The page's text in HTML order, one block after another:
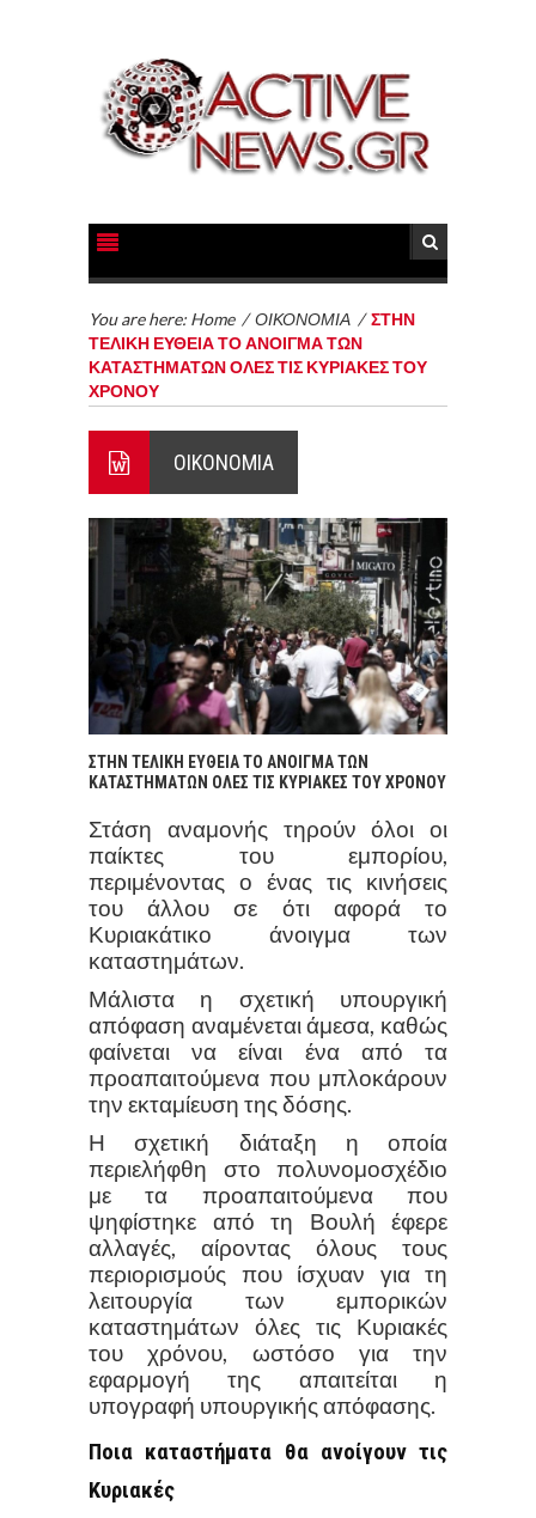
You are here: Home /ΟΙΚΟΝΟΜΙΑ /ΣΤΗΝ
ΤΕΛΙΚΗ ΕΥΘΕΙΑ ΤΟ ΑΝΟΙΓΜΑ ΤΩΝ
ΚΑΤΑΣΤΗΜΑΤΩΝ ΟΛΕΣ ΤΙΣ ΚΥΡΙΑΚΕΣ ΤΟΥ
ΧΡΟΝΟΥ
ΟΙΚΟΝΟΜΙΑ
ΣΤΗΝ ΤΕΛΙΚΗ ΕΥΘΕΙΑ ΤΟ ΑΝΟΙΓΜΑ ΤΩΝ
ΚΑΤΑΣΤΗΜΑΤΩΝ ΟΛΕΣ ΤΙΣ ΚΥΡΙΑΚΕΣ ΤΟΥ ΧΡΟΝΟΥ
Στάση αναμονής τηρούν όλοι οι
παίκτες του εμπορίου,
περιμένοντας ο ένας τις κινήσεις
του άλλου σε ότι αφορά το
Κυριακάτικο άνοιγμα των
καταστημάτων.
Μάλιστα η σχετική υπουργική
απόφαση αναμένεται άμεσα, καθώς
φαίνεται να είναι ένα από τα
προαπαιτούμενα που μπλοκάρουν
την εκταμίευση της δόσης.
Η σχετική διάταξη η οποία
περιελήφθη στο πολυνομοσχέδιο
με τα προαπαιτούμενα που
ψηφίστηκε από τη Βουλή έφερε
αλλαγές, αίροντας όλους τους
περιορισμούς που ίσχυαν για τη
λειτουργία των εμπορικών
καταστημάτων όλες τις Κυριακές
του χρόνου, ωστόσο για την
εφαρμογή της απαιτείται η
υπογραφή υπουργικής απόφασης.
Ποια καταστήματα θα ανοίγουν τις
Κυριακές